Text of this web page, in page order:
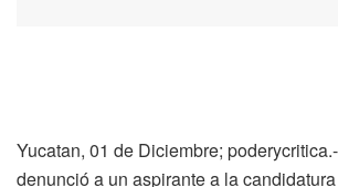
Yucatan, 01 de Diciembre;
denunció a un aspirante a la